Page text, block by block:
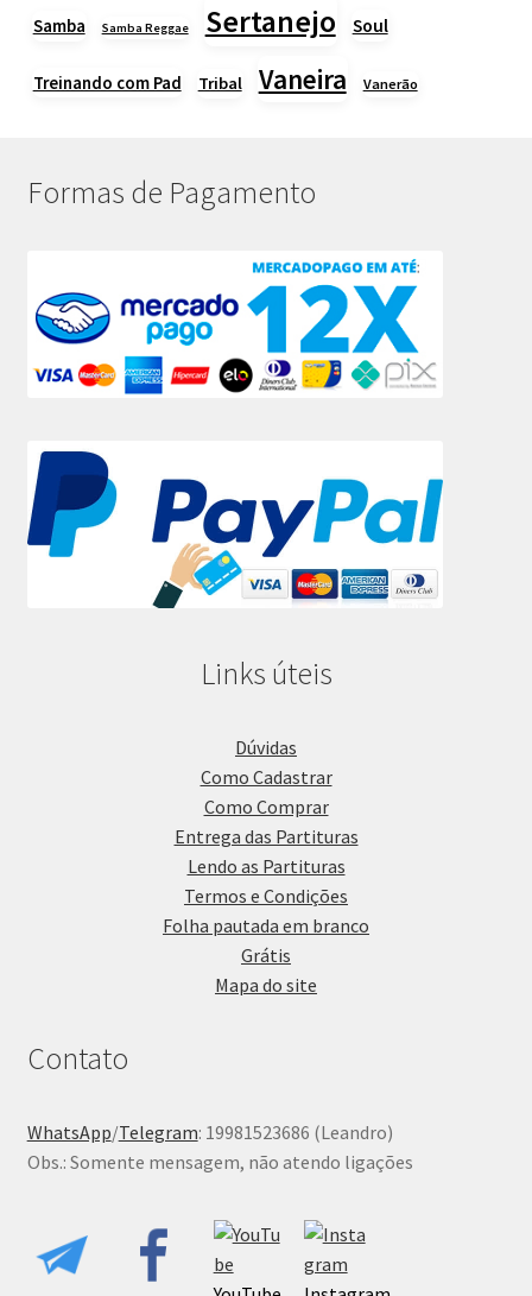
Samba Samba Reggae Sertanejo Soul
Treinando com Pad Tribal Vaneira Vanerão
Formas de Pagamento
Links úteis
Dúvidas
Como Cadastrar
Como Comprar
Entrega das Partituras
Lendo as Partituras
Termos e Condições
Folha pautada em branco
Grátis
Mapa do site
Contato
WhatsApp/Telegram: 19981523686 (Leandro)
Obs.: Somente mensagem, não atendo ligações